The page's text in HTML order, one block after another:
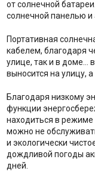
от солнечной
солнечной панелью и
Портативная
кабелем, благодаря
улице, так и в доме…
выносится на улицу,
Благодаря низкому
функции
находиться в
можно не
и экологически
дождливой погоды
дней.